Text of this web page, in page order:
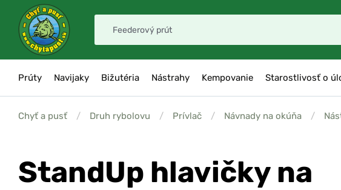
Prúty Navijaky Bižutéria Nástrahy Kempovanie Starostlivosť o
Chyť a pusť / Druh rybolovu / Prívlač / Návnady na okúňa /
StandUp hlavičky na